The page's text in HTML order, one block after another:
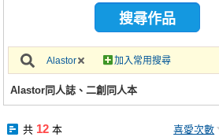
會員中心
註冊會員
Alastor 加入常用搜尋
Alastor同人誌、二創同人本
共 12本 喜愛次數